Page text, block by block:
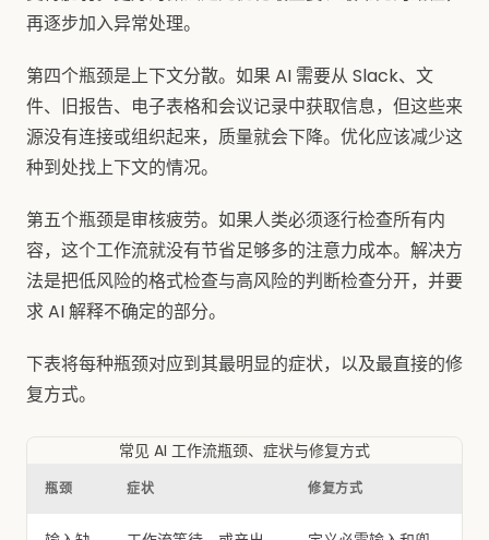
再逐步加入异常处理。
第四个瓶颈是上下文分散。如果 AI 需要从 Slack、文
件、旧报告、电子表格和会议记录中获取信息，但这些来
源没有连接或组织起来，质量就会下降。优化应该减少这
种到处找上下文的情况。
第五个瓶颈是审核疲劳。如果人类必须逐行检查所有内
容，这个工作流就没有节省足够多的注意力成本。解决方
法是把低风险的格式检查与高风险的判断检查分开，并要
求 AI 解释不确定的部分。
下表将每种瓶颈对应到其最明显的症状，以及最直接的修
复方式。
常见 AI 工作流瓶颈、症状与修复方式
瓶颈 症状 修复方式